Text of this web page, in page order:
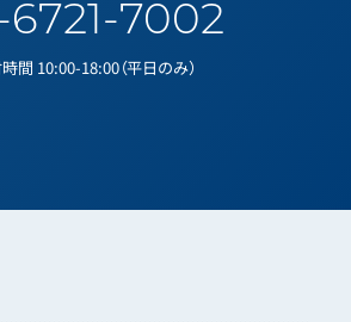
6721-7002
間 10:00-18:00（平日のみ）